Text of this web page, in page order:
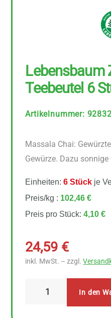
Lebensbaum
Teebeutel 6
Artikelnummer:
Massala Chai:
Gewürze. Dazu sonnige
Einheiten:6 Stück je
Preis/kg : 102,46 €
Preis pro Stück:4,10 €
24,59 €
inkl. MwSt. – zzgl.
In den